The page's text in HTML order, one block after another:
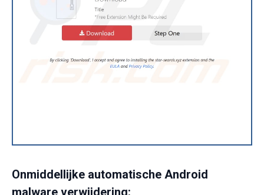
Onmiddellijke automatische Android
malware verwijdering: